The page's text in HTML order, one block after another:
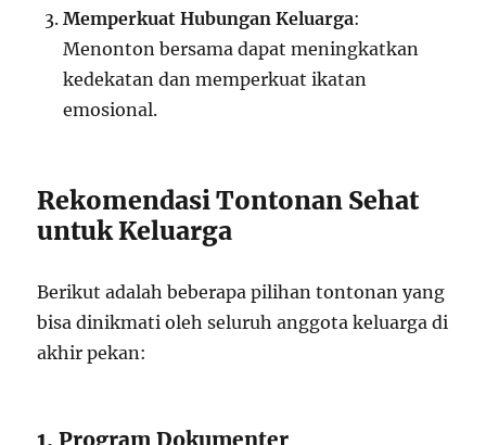
Memperkuat Hubungan Keluarga:
Menonton bersama dapat meningkatkan
kedekatan dan memperkuat ikatan
emosional.
Rekomendasi Tontonan Sehat
untuk Keluarga
Berikut adalah beberapa pilihan tontonan yang
bisa dinikmati oleh seluruh anggota keluarga di
akhir pekan:
1. Program Dokumenter